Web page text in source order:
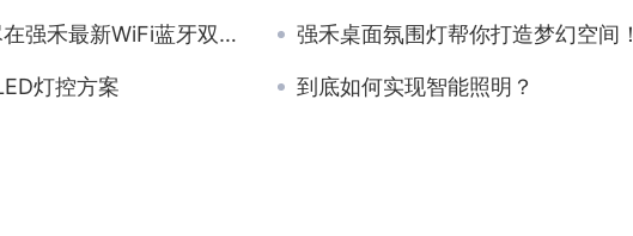
禾最新WiFi蓝牙双模模组 强禾桌面氛围灯帮你打造梦幻空间！
灯控方案 到底如何实现智能照明？